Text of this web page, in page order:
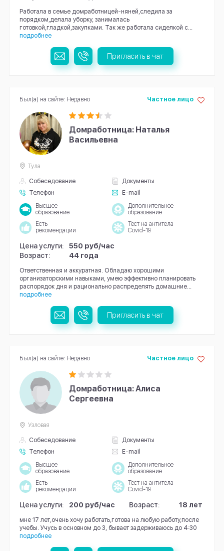
Работала в семье домработницей-няней,следила за
порядком,делала уборку, занималась
готовкой,гладкой,закупками. Так же работала сиделкой с...
подробнее
Пригласить в чат
Домработница: Наталья
Васильевна
Собеседование
Документы
Телефон
E-mail
Частное лицо
Тула
Высшее
образование
Дополнительное
образование
Есть
рекомендации
Тест на антитела
Covid-19
Цена услуги:
550 руб/час
Возраст:
44 года
Ответственная и аккуратная. Обладаю хорошими
организаторскими навыками, умею эффективно планировать
распорядок дня и рационально распределять домашние...
подробнее
Был(а) на сайте: Недавно
Пригласить в чат
Домработница: Алиса
Сергеевна
Собеседование
Документы
Телефон
E-mail
Частное лицо
Узловая
Высшее
образование
Дополнительное
образование
Есть
рекомендации
Тест на антитела
Covid-19
Цена услуги: 200 руб/час Возраст: 18 лет
мне 17 лет,очень хочу работать,готова на любую работу,после
учебы. Учусь в основном до 3, бывает задерживаюсь до 4:30
подробнее
Был(а) на сайте: Недавно